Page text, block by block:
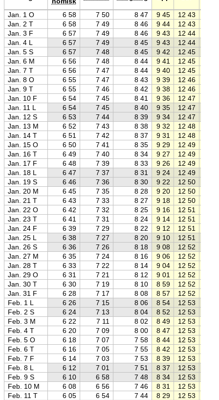
Jan. 1 O 6 58 7 50 8 47 9 45 12 43
Jan. 2 T
6 58 7 49 8 46 9 44 12 43
Jan. 3 F
6 57 7 49 8 46 9 43 12 44
Jan. 4 L
6 57 7 49 8 45 9 43 12 44
Jan. 5 S
6 57 7 48 8 45 9 42 12 45
Jan. 6 M
6 56 7 48 8 44 9 41 12 45
Jan. 7 T
6 56 7 47 8 44 9 40 12 45
Jan. 8 O
6 55 7 47 8 43 9 39 12 46
Jan. 9 T
6 55 7 46 8 42 9 38 12 46
Jan. 10 F
6 54 7 45 8 41 9 36 12 47
Jan. 11 L
6 54 7 45 8 40 9 35 12 47
Jan. 12 S
6 53 7 44 8 39 9 34 12 47
Jan. 13 M
6 52 7 43 8 38 9 32 12 48
Jan. 14 T
6 51 7 42 8 37 9 31 12 48
Jan. 15 O
6 50 7 41 8 35 9 29 12 49
Jan. 16 T
6 49 7 40 8 34 9 27 12 49
Jan. 17 F
6 48 7 39 8 33 9 26 12 49
Jan. 18 L
6 47 7 37 8 31 9 24 12 49
Jan. 19 S
6 46 7 36 8 30 9 22 12 50
Jan. 20 M
6 45 7 35 8 28 9 20 12 50
Jan. 21 T
6 43 7 33 8 27 9 18 12 50
Jan. 22 O
6 42 7 32 8 25 9 16 12 51
Jan. 23 T
6 41 7 31 8 24 9 14 12 51
Jan. 24 F
6 39 7 29 8 22 9 12 12 51
Jan. 25 L
6 38 7 27 8 20 9 10 12 51
Jan. 26 S
6 36 7 26 8 18 9 08 12 52
Jan. 27 M
6 35 7 24 8 16 9 06 12 52
Jan. 28 T
6 33 7 22 8 14 9 04 12 52
Jan. 29 O
6 31 7 21 8 12 9 01 12 52
Jan. 30 T
6 30 7 19 8 10 8 59 12 52
Jan. 31 F
6 28 7 17 8 08 8 57 12 52
Feb. 1 L
6 26 7 15 8 06 8 54 12 53
Feb. 2 S
6 24 7 13 8 04 8 52 12 53
Feb. 3 M
6 22 7 11 8 02 8 49 12 53
Feb. 4 T
6 20 7 09 8 00 8 47 12 53
Feb. 5 O
6 18 7 07 7 58 8 44 12 53
Feb. 6 T
6 16 7 05 7 55 8 42 12 53
Feb. 7 F
6 14 7 03 7 53 8 39 12 53
Feb. 8 L
6 12 7 01 7 51 8 37 12 53
Feb. 9 S
6 10 6 58 7 48 8 34 12 53
Feb. 10 M
6 08 6 56 7 46 8 31 12 53
Feb. 11 T
6 05 6 54 7 44 8 29 12 53